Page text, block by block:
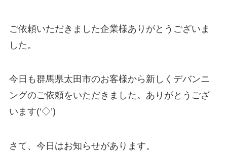
ご依頼いただきました企業様ありがとうございま
した。
今日も群馬県太田市のお客様から新しくデバンニ
ングのご依頼をいただきました。ありがとうござ
います(‘◇’)ゞ
さて、今日はお知らせがあります。